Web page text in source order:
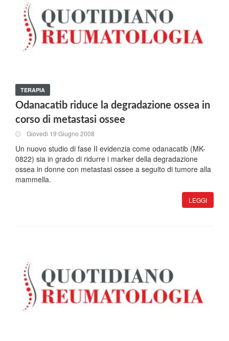
TERAPIA
Odanacatib riduce la degradazione ossea in
corso di metastasi ossee
Giovedi 19 Giugno 2008
Un nuovo studio di fase II evidenzia come odanacatib (MK-
0822) sia in grado di ridurre i marker della degradazione
ossea in donne con metastasi ossee a seguito di tumore alla
mammella.
LEGGI